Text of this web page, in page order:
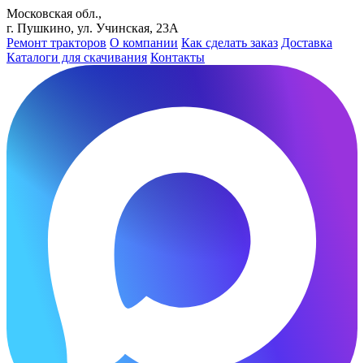
Московская обл.,
г. Пушкино, ул. Учинская, 23А
Ремонт тракторов О компании Как сделать заказ Доставка
Каталоги для скачивания Контакты